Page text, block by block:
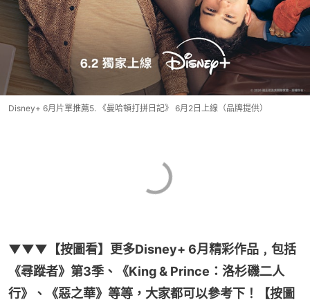
Disney+ 6月片單推薦5. 《曼哈頓打拼日記》 6月2日上線（品牌提供）
▼▼▼【按圖看】更多Disney+ 6月精彩作品﹐包括
《尋蹤者》第3季、《King & Prince：洛杉磯二人
行》、《惡之華》等等，大家都可以參考下！【按圖